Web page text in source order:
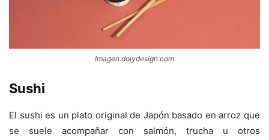
Imagen:doiydesign.com
Sushi
El sushi es un plato original de Japón basado en arroz que
se suele acompañar con salmón, trucha u otros